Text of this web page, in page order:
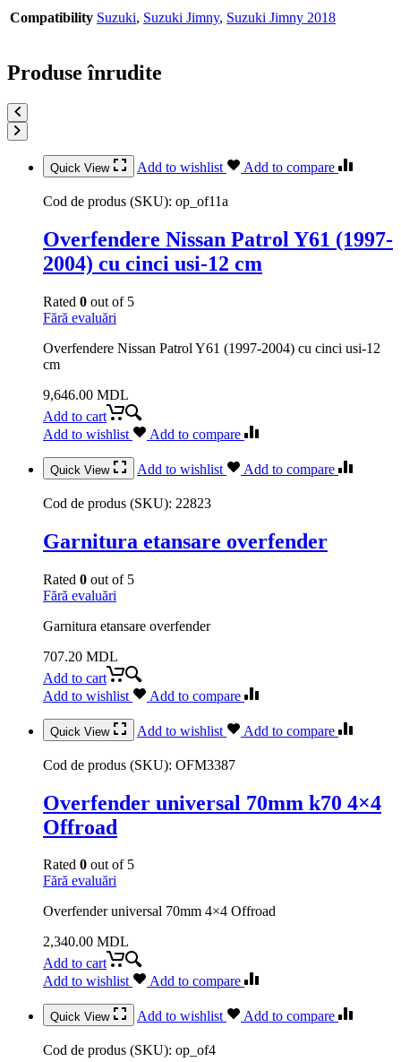
Compatibility Suzuki, Suzuki Jimny, Suzuki Jimny 2018
Produse înrudite
Quick View Add to wishlist Add to compare
Cod de produs (SKU): op_of11a
Overfendere Nissan Patrol Y61 (1997-
2004) cu cinci usi-12 cm
Rated 0 out of 5
Fără evaluări
Overfendere Nissan Patrol Y61 (1997-2004) cu cinci usi-12
cm
9,646.00 MDL
Add to cart
Add to wishlist
Add to compare
Quick View Add to wishlist Add to compare
Cod de produs (SKU): 22823
Garnitura etansare overfender
Rated 0 out of 5
Fără evaluări
Garnitura etansare overfender
707.20 MDL
Add to cart
Add to wishlist
Add to compare
Quick View Add to wishlist Add to compare
Cod de produs (SKU): OFM3387
Overfender universal 70mm k70 4×4
Offroad
Rated 0 out of 5
Fără evaluări
Overfender universal 70mm 4×4 Offroad
2,340.00 MDL
Add to cart
Add to wishlist
Add to compare
Quick View Add to wishlist Add to compare
Cod de produs (SKU): op_of4